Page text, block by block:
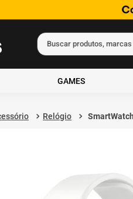
Buscar produtos,
GAMES
Relógio
Termos mais
º
gift card
notebook